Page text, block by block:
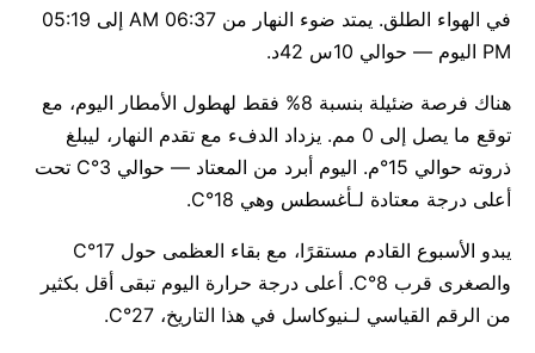
في الهواء الطلق. يمتد ضوء النهار من 06:37 AM إلى 05:19
PM اليوم — حوالي 10س 42د.
هناك فرصة ضئيلة بنسبة 8% فقط لهطول الأمطار اليوم، مع
توقع ما يصل إلى 0 مم. يزداد الدفء مع تقدم النهار، ليبلغ
ذروته حوالي 15°م. اليوم أبرد من المعتاد — حوالي 3°C تحت
أعلى درجة معتادة لـأغسطس وهي 18°C.
يبدو الأسبوع القادم مستقرًا، مع بقاء العظمى حول 17°C
والصغرى قرب 8°C. أعلى درجة حرارة اليوم تبقى أقل بكثير
من الرقم القياسي لـنيوكاسل في هذا التاريخ، 27°C.